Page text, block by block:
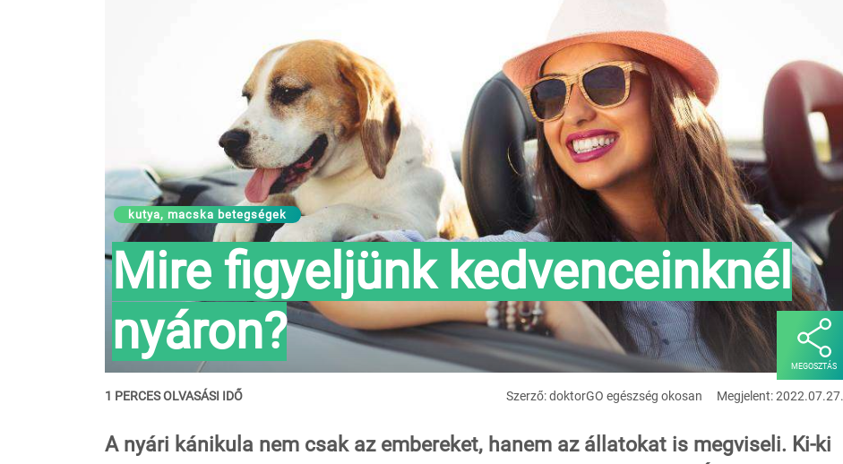
kutya, macska betegségek
Mire figyeljünk kedvenceinknél
nyáron?
MEGOSZTÁS
1 PERCES OLVASÁSI IDŐ Megjelent: 2022.07.27.
Szerző: doktorGO egészség okosan
A nyári kánikula nem csak az embereket, hanem az állatokat is megviseli. Ki-ki